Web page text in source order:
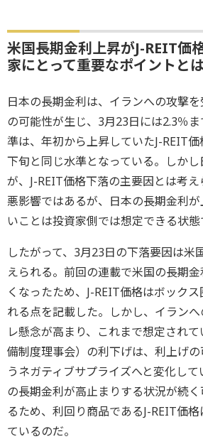
米国長期金利上昇がJ-REIT価
家にとって重要なポイントと
日本の長期金利は、イランへの攻撃
の可能性が生じ、3月23日には2.3％
準は、年初から上昇していたJ-REIT
下旬と同じ水準となっている。しか
が、J-REIT価格下落の主要因とは考
悪影響ではあるが、日本の長期金利
いことは投資家側では想定できる状態
したがって、3月23日の下落要因は米
えられる。前回の連載で米国の長期
くなったため、J-REIT価格はボック
れる点を記載した。しかし、イラン
レ懸念が高まり、これまで想定され
備制度理事会）の利下げは、利上げ
うネガティブサプライズへと変化し
の長期金利が高止まりする状況が続
るため、利回り商品であるJ-REIT価
ているのだ。